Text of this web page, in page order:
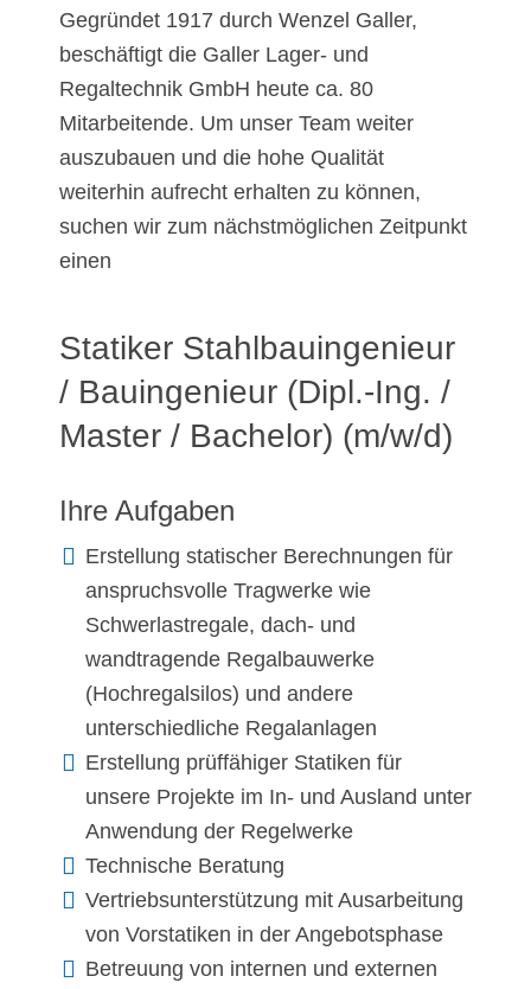
Gegründet 1917 durch Wenzel Galler,
beschäftigt die Galler Lager- und
Regaltechnik GmbH heute ca. 80
Mitarbeitende. Um unser Team weiter
auszubauen und die hohe Qualität
weiterhin aufrecht erhalten zu können,
suchen wir zum nächstmöglichen Zeitpunkt
einen
Statiker Stahlbauingenieur
/ Bauingenieur (Dipl.-Ing. /
Master / Bachelor) (m/w/d)
Ihre Aufgaben
Erstellung statischer Berechnungen für
anspruchsvolle Tragwerke wie
Schwerlastregale, dach- und
wandtragende Regalbauwerke
(Hochregalsilos) und andere
unterschiedliche Regalanlagen
Erstellung prüffähiger Statiken für
unsere Projekte im In- und Ausland unter
Anwendung der Regelwerke
Technische Beratung
Vertriebsunterstützung mit Ausarbeitung
von Vorstatiken in der Angebotsphase
Betreuung von internen und externen